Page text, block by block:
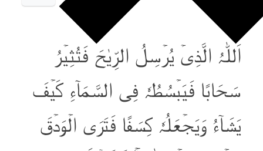
اَللّٰہُ الَّذِیۡ یُرۡسِلُ الرِّیٰحَ فَتُثِیۡرُ
سَحَابًا فَیَبۡسُطُہٗ فِی السَّمَآءِ کَیۡفَ
یَشَآءُ وَیَجۡعَلُہٗ کِسَفًا فَتَرَی الۡوَدۡقَ